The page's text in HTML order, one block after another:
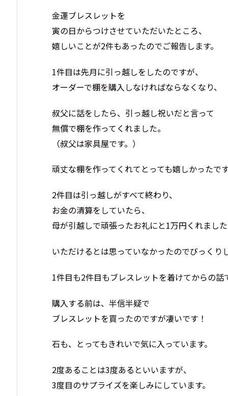
金運ブレスレットを
寅の日からつけさせていただいたところ、
嬉しいことが2件もあったのでご報告します。
1件目は先月に引っ越しをしたのですが、
オーダーで棚を購入しなければならなくなり、
叔父に話をしたら、引っ越し祝いだと言って
無償で棚を作ってくれました。
（叔父は家具屋です。）
頑丈な棚を作ってくれてとっても嬉しかったです
2件目は引っ越しがすべて終わり、
お金の清算をしていたら、
母が引越しで頑張ったお礼にと1万円くれました
いただけるとは思っていなかったのでびっくり
1件目も2件目もブレスレットを着けてからの話
購入する前は、半信半疑で
ブレスレットを買ったのですが凄いです！
石も、とってもきれいで気に入っています。
2度あることは3度あるといいますが、
3度目のサプライズを楽しみにしています。